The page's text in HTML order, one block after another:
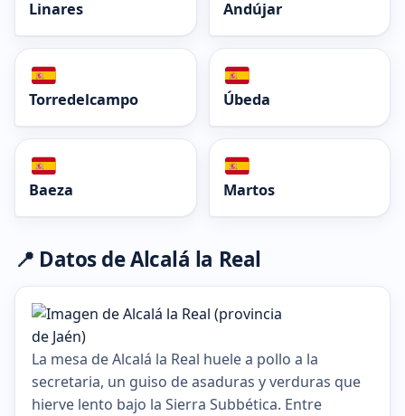
Linares Andújar
Torredelcampo Úbeda
Baeza Martos
📍 Datos de Alcalá la Real
La mesa de Alcalá la Real huele a pollo a la
secretaria, un guiso de asaduras y verduras que
hierve lento bajo la Sierra Subbética. Entre